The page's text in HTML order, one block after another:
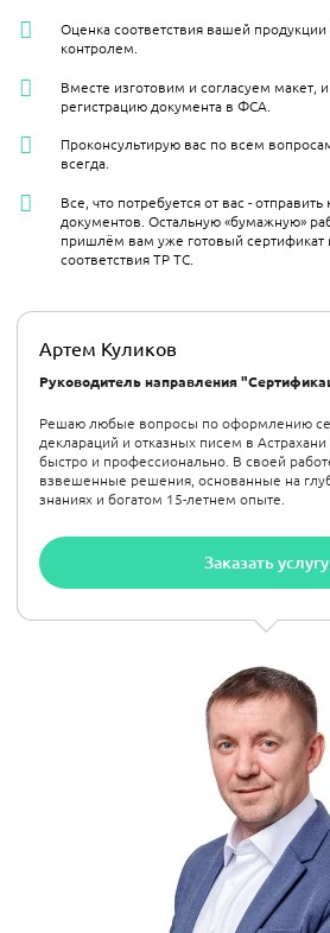
Артем Куликов
Руководитель направления
Решаю любые вопросы по оформлению
деклараций и отказных писем в Астрахани
быстро и профессионально. В своей
взвешенные решения, основанные на
знаниях и богатом 15-летнем опыте.
Заказать услугу
Оценка соответствия вашей
контролем.
Вместе изготовим и согласуем макет,
регистрацию документа в ФСА.
Проконсультирую вас по всем
всегда.
Все, что потребуется от вас -
документов. Остальную «бумажную»
пришлём вам уже готовый сертификат
соответствия ТР ТС.